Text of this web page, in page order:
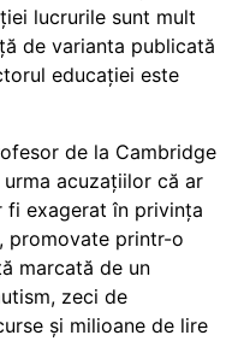
lucrurile sunt mult
de varianta publicată
educației este
de la Cambridge
acuzațiilor că ar
fi exagerat în privința
promovate printr-o
marcată de un
zeci de
și milioane de lire